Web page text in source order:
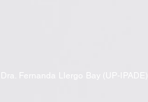
Dra. Fernanda Llergo Bay (UP-IPADE)